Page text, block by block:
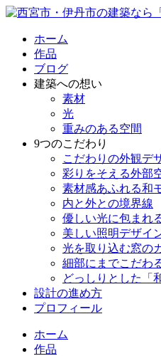
ホーム
作品
ブログ
建築への想い
素材
光
重みのある空間
9つのこだわり
こだわりの外観デ
彩りをそえる外部
素材感あふれる和
内と外との境界線
優しい光に包まれ
美しい照明デザイ
光を取り込む窓の
細部にまでこだわ
どっしりとした「
設計の進め方
プロフィール
ホーム
作品